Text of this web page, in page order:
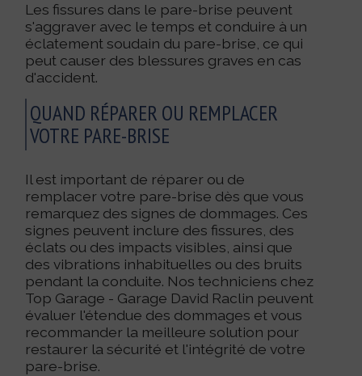
Les fissures dans le pare-brise peuvent
s'aggraver avec le temps et conduire à un
éclatement soudain du pare-brise, ce qui
peut causer des blessures graves en cas
d'accident.
QUAND RÉPARER OU REMPLACER
VOTRE PARE-BRISE
Il est important de réparer ou de
remplacer votre pare-brise dès que vous
remarquez des signes de dommages. Ces
signes peuvent inclure des fissures, des
éclats ou des impacts visibles, ainsi que
des vibrations inhabituelles ou des bruits
pendant la conduite. Nos techniciens chez
Top Garage - Garage David Raclin peuvent
évaluer l'étendue des dommages et vous
recommander la meilleure solution pour
restaurer la sécurité et l'intégrité de votre
pare-brise.